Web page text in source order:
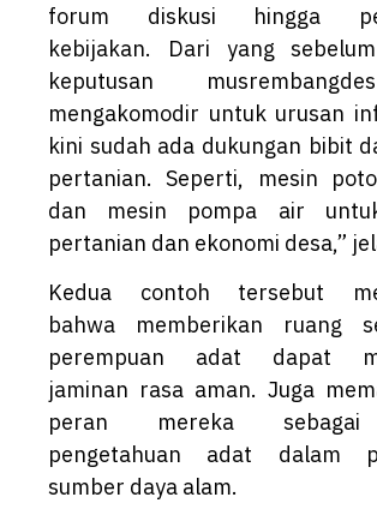
forum diskusi hingga
kebijakan. Dari yang
keputusan
mengakomodir untuk urusan
kini sudah ada dukungan bibit
pertanian. Seperti, mesin
dan mesin pompa air
pertanian dan ekonomi desa,”
Kedua contoh tersebut
bahwa memberikan ruang
perempuan adat dapat
jaminan rasa aman. Juga
peran mereka sebagai
pengetahuan adat dalam
sumber daya alam.